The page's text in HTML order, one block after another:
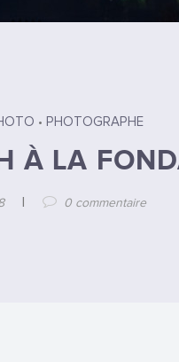
• PHOTOGRAPHE
À LA
0 commentaire